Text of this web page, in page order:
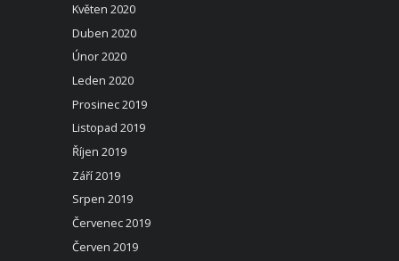
Květen 2020
Duben 2020
Únor 2020
Leden 2020
Prosinec 2019
Listopad 2019
Říjen 2019
Září 2019
Srpen 2019
Červenec 2019
Červen 2019